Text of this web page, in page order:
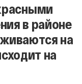
в районе
на
на